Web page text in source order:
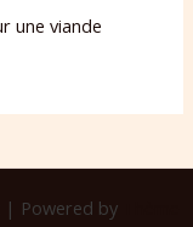
une viande
| Powered by